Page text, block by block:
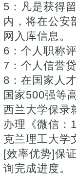
5：凡是获得
内，将在公安
网入库信息。
6：个人职称
7：个人信誉
8：在国家人
国家500强等
西兰大学保录
办理《微信：
克兰理工大学
[效率优势]保
询完成进度。